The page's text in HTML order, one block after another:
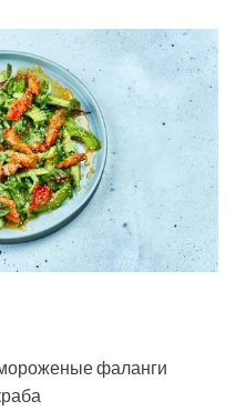
фаланги